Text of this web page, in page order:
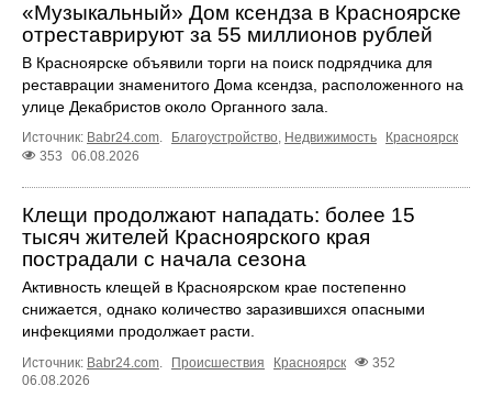
«Музыкальный» Дом ксендза в Красноярске
отреставрируют за 55 миллионов рублей
В Красноярске объявили торги на поиск подрядчика для
реставрации знаменитого Дома ксендза, расположенного на
улице Декабристов около Органного зала.
Источник: Babr24.com. Благоустройство, Недвижимость
Красноярск
353
06.08.2026
Клещи продолжают нападать: более 15
тысяч жителей Красноярского края
пострадали с начала сезона
Активность клещей в Красноярском крае постепенно
снижается, однако количество заразившихся опасными
инфекциями продолжает расти.
Источник: Babr24.com. Происшествия Красноярск
352
06.08.2026